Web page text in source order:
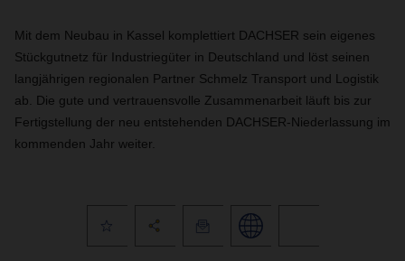
Mit dem Neubau in Kassel komplettiert DACHSER sein eigenes
Stückgutnetz für Industriegüter in Deutschland und löst seinen
langjährigen regionalen Partner Schmelz Transport und Logistik
ab. Die gute und vertrauensvolle Zusammenarbeit läuft bis zur
Fertigstellung der neu entstehenden DACHSER-Niederlassung im
kommenden Jahr weiter.